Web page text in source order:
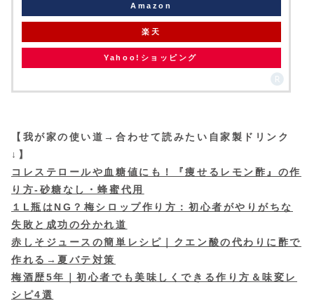
Amazon
楽天
Yahoo!ショッピング
【我が家の使い道→合わせて読みたい自家製ドリンク
↓】
コレステロールや血糖値にも！『痩せるレモン酢』の作
り方-砂糖なし・蜂蜜代用
１L瓶はNG？梅シロップ作り方：初心者がやりがちな
失敗と成功の分かれ道
赤しそジュースの簡単レシピ｜クエン酸の代わりに酢で
作れる→夏バテ対策
梅酒歴5年｜初心者でも美味しくできる作り方＆味変レ
シピ4選